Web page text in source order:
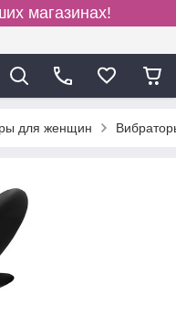
магазинах!
для женщин